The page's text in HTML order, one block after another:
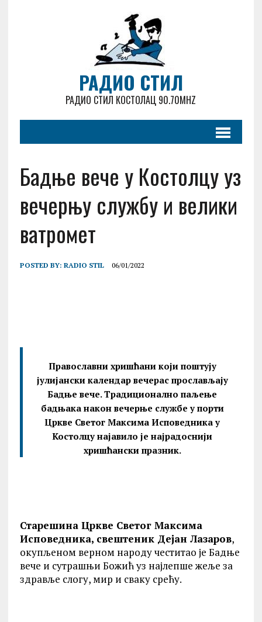
РАДИО СТИЛ
РАДИО СТИЛ КОСТОЛАЦ 90.70MHZ
Бадње вече у Костолцу уз
вечерњу службу и велики
ватромет
POSTED BY: RADIO STIL 06/01/2022
Православни хришћани који поштују
јулијански календар вечерас прослављају
Бадње вече. Традиционално паљење
бадњака након вечерње службе у порти
Цркве Светог Максима Исповедника у
Костолцу најавило је најрадоснији
хришћански празник.
Старешина Цркве Светог Максима
Исповедника, свештеник Дејан Лазаров,
окупљеном верном народу честитао је Бадње
вече и сутрашњи Божић уз најлепше жеље за
здравље слогу, мир и сваку срећу.